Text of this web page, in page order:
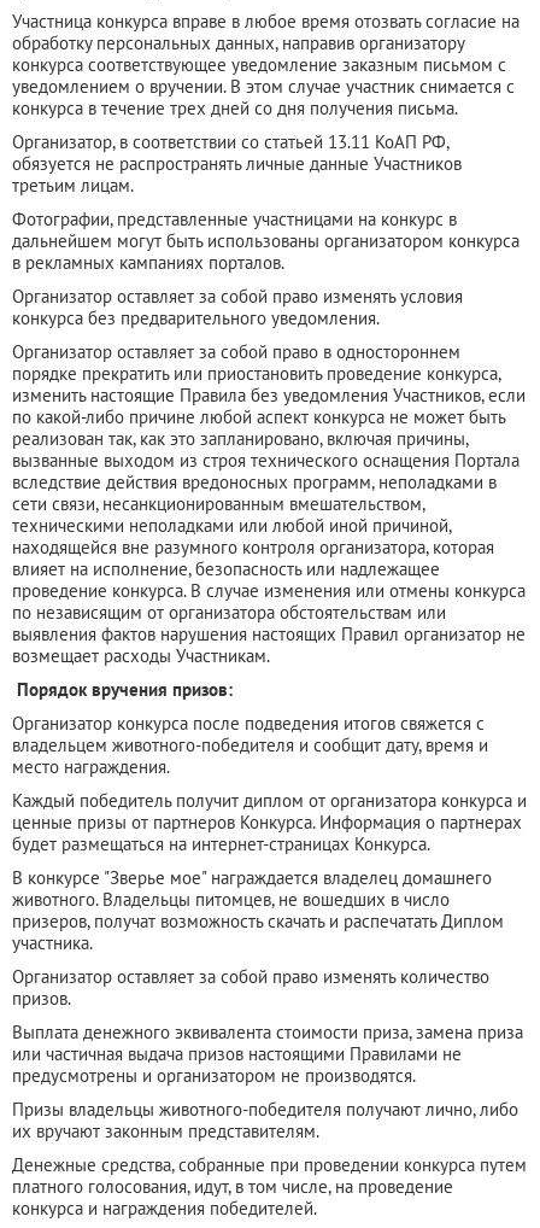
Участница конкурса вправе в любое время отозвать согласие на
обработку персональных данных, направив организатору
конкурса соответствующее уведомление заказным письмом с
уведомлением о вручении. В этом случае участник снимается с
конкурса в течение трех дней со дня получения письма.
Организатор, в соответствии со статьей 13.11 КоАП РФ,
обязуется не распространять личные данные Участников
третьим лицам.
Фотографии, представленные участницами на конкурс в
дальнейшем могут быть использованы организатором конкурса
в рекламных кампаниях порталов.
Организатор оставляет за собой право изменять условия
конкурса без предварительного уведомления.
Организатор оставляет за собой право в одностороннем
порядке прекратить или приостановить проведение конкурса,
изменить настоящие Правила без уведомления Участников, если
по какой-либо причине любой аспект конкурса не может быть
реализован так, как это запланировано, включая причины,
вызванные выходом из строя технического оснащения Портала
вследствие действия вредоносных программ, неполадками в
сети связи, несанкционированным вмешательством,
техническими неполадками или любой иной причиной,
находящейся вне разумного контроля организатора, которая
влияет на исполнение, безопасность или надлежащее
проведение конкурса. В случае изменения или отмены конкурса
по независящим от организатора обстоятельствам или
выявления фактов нарушения настоящих Правил организатор не
возмещает расходы Участникам.
Порядок вручения призов:
Организатор конкурса после подведения итогов свяжется с
владельцем животного-победителя и сообщит дату, время и
место награждения.
Каждый победитель получит диплом от организатора конкурса и
ценные призы от партнеров Конкурса. Информация о партнерах
будет размещаться на интернет-страницах Конкурса.
В конкурсе "Зверье мое" награждается владелец домашнего
животного. Владельцы питомцев, не вошедших в число
призеров, получат возможность скачать и распечатать Диплом
участника.
Организатор оставляет за собой право изменять количество
призов.
Выплата денежного эквивалента стоимости приза, замена приза
или частичная выдача призов настоящими Правилами не
предусмотрены и организатором не производятся.
Призы владельцы животного-победителя получают лично, либо
их вручают законным представителям.
Денежные средства, собранные при проведении конкурса путем
платного голосования, идут, в том числе, на проведение
конкурса и награждения победителей.